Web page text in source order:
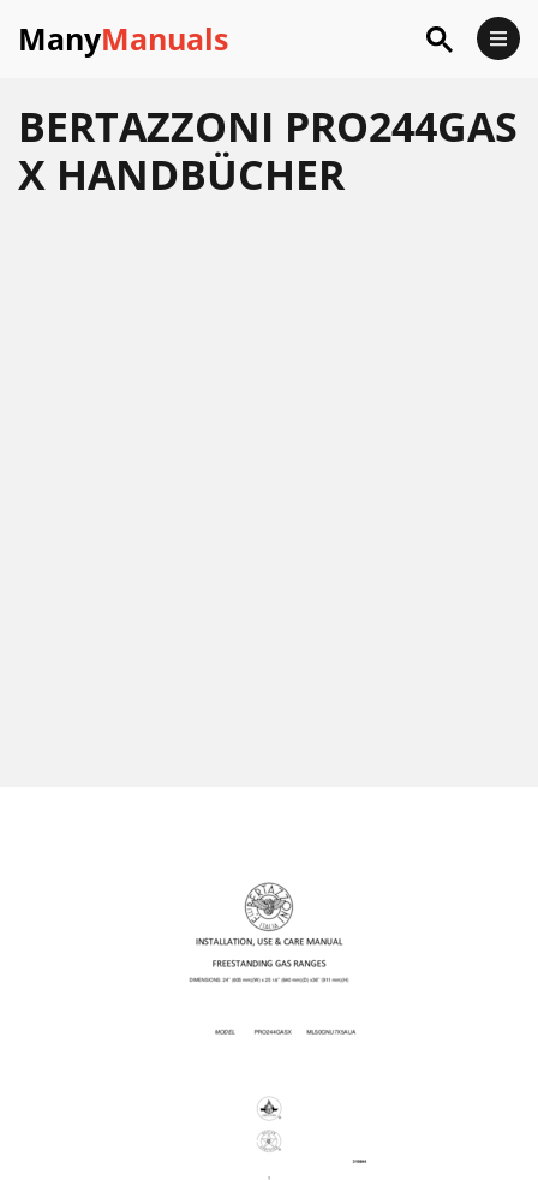
ManyManuals
BERTAZZONI PRO244GAS
X HANDBÜCHER